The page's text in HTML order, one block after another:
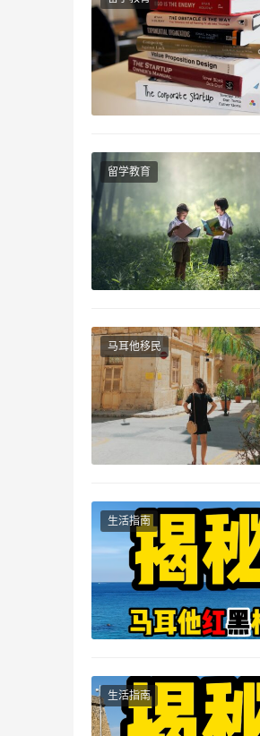
留学教育
马耳他移民
生活指南
生活指南